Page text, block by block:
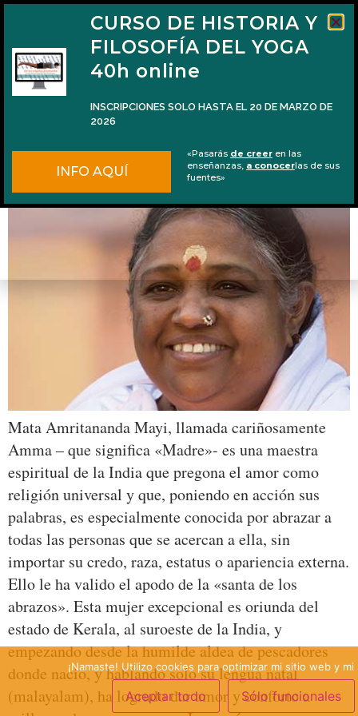
Consejos para ver a Amma en Granollers
Mata Amritananda Mayi, llamada cariñosamente
Amma – que significa «Madre»- es una maestra
espiritual de la India que pregona el amor como
religión universal y que, poniendo en acción sus
palabras, es especialmente conocida por abrazar a
todas las personas que se acercan a ella, sin
importar su credo, raza, estatus o apariencia externa.
Ello le ha valido el apodo de la «santa de los
abrazos». Esta mujer excepcional es oriunda del
estado de Kerala, al suroeste de la India, y
empezando desde la humilde aldea de pescadores
donde nació, y hablando solo su lengua natal
(malayalam), ha logrado dar amor y conforto a
¡Namaste! Utilizo cookies para optimizar mi sitio web y mi
Aceptar todo Sólo funcionales
CURSO DE HISTORIA Y
FILOSOFÍA DEL YOGA
40h online
INSCRIPCIONES SOLO HASTA EL 20 DE MARZO DE
2026
INFO AQUÍ
«Pasarás de creer en las
enseñanzas, a conocerlas de sus
fuentes»